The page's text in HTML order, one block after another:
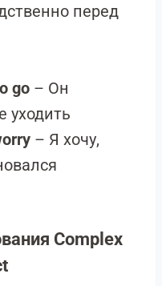
перед
go – Он
уходить
– Я хочу,
Complex